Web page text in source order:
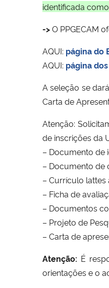
identificada
->O PPGECAM
AQUI: página do
AQUI: página
A seleção se
Carta de
Atenção:
de inscrições da
– Documento de
– Documento de
– Currículo
– Ficha de
– Documentos
– Projeto de
– Carta de
Atenção: É
orientações e o